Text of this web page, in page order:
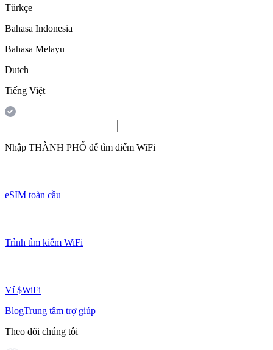
Türkçe
Bahasa Indonesia
Bahasa Melayu
Dutch
Tiếng Việt
Nhập THÀNH PHỐ để tìm điểm WiFi
eSIM toàn cầu
Trình tìm kiếm WiFi
Ví $WiFi
BlogTrung tâm trợ giúp
Theo dõi chúng tôi